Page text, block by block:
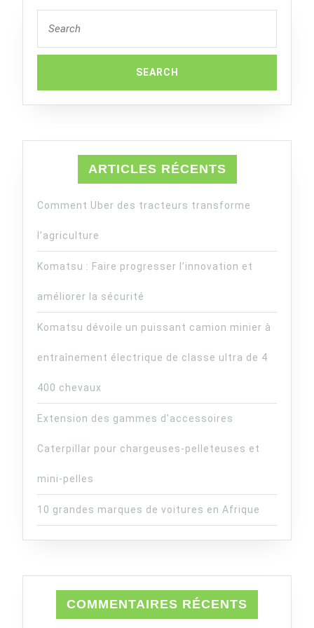
for:
ARTICLES RÉCENTS
Comment Uber des tracteurs transforme
l’agriculture
Komatsu : Faire progresser l’innovation et
améliorer la sécurité
Komatsu dévoile un puissant camion minier à
entraînement électrique de classe ultra de 4
400 chevaux
Extension des gammes d’accessoires
Caterpillar pour chargeuses-pelleteuses et
mini-pelles
10 grandes marques de voitures en Afrique
COMMENTAIRES RÉCENTS